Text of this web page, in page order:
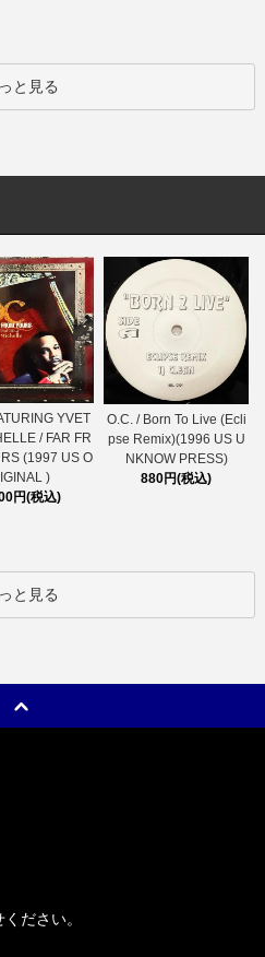
と見る
YVET
/ FAR FR
(1997 US O
)
円(税込)
O.C. / Born To Live (Ecli
pse Remix)(1996 US U
NKNOW PRESS)
880円(税込)
と見る
ださい。